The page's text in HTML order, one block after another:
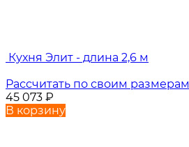
Кухня Элит - длина 2,6 м
Рассчитать по своим размерам
45 073 ₽
В корзину